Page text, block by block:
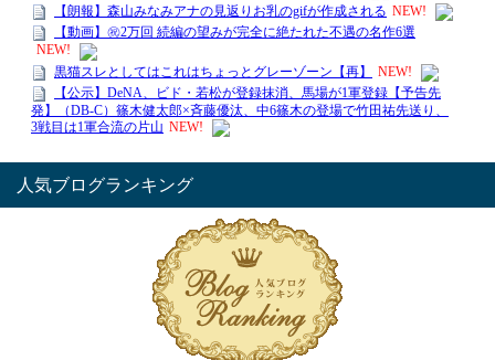
人気ブログランキング